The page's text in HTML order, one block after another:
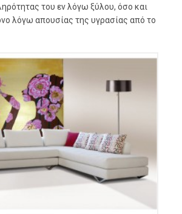
του εν λόγω ξύλου, όσο και
λόγω απουσίας της υγρασίας από το